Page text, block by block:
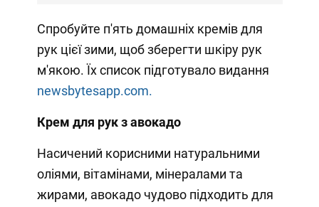
Спробуйте п'ять домашніх кремів для
рук цієї зими, щоб зберегти шкіру рук
м'якою. Їх список підготувало видання
newsbytesapp.com.
Крем для рук з авокадо
Насичений корисними натуральними
оліями, вітамінами, мінералами та
жирами, авокадо чудово підходить для